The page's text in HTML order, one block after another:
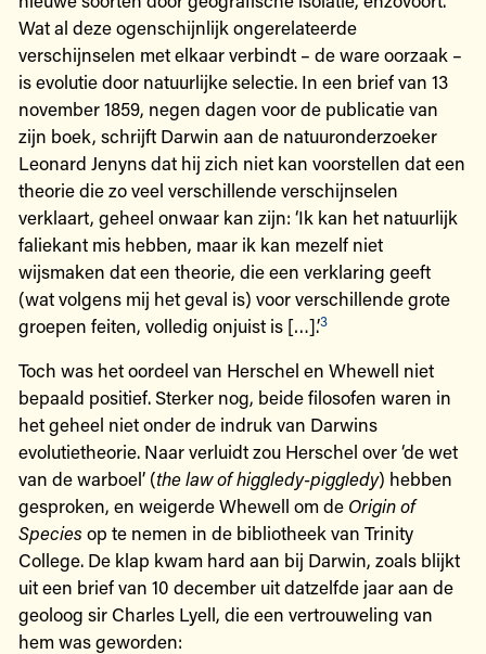
Wat al deze ogenschijnlijk ongerelateerde
verschijnselen met elkaar verbindt – de ware oorzaak –
is evolutie door natuurlijke selectie. In een brief van 13
november 1859, negen dagen voor de publicatie van
zijn boek, schrijft Darwin aan de natuuronderzoeker
Leonard Jenyns dat hij zich niet kan voorstellen dat een
theorie die zo veel verschillende verschijnselen
verklaart, geheel onwaar kan zijn: ‘Ik kan het natuurlijk
faliekant mis hebben, maar ik kan mezelf niet
wijsmaken dat een theorie, die een verklaring geeft
(wat volgens mij het geval is) voor verschillende grote
groepen feiten, volledig onjuist is […].’3
Toch was het oordeel van Herschel en Whewell niet
bepaald positief. Sterker nog, beide filosofen waren in
het geheel niet onder de indruk van Darwins
evolutietheorie. Naar verluidt zou Herschel over ‘de wet
van de warboel’ (the law of higgledy-piggledy) hebben
gesproken, en weigerde Whewell om de Origin of
Species op te nemen in de bibliotheek van Trinity
College. De klap kwam hard aan bij Darwin, zoals blijkt
uit een brief van 10 december uit datzelfde jaar aan de
geoloog sir Charles Lyell, die een vertrouweling van
hem was geworden: